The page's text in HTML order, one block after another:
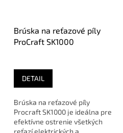
Brúska na reťazové píly
ProCraft SK1000
DETAIL
Brúska na reťazové píly
Procraft SK1000 je ideálna pre
efektívne ostrenie všetkých